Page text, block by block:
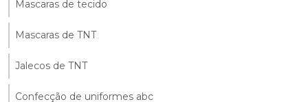
Mascaras de tecido
Mascaras de TNT
Jalecos de TNT
Confecção de uniformes abc